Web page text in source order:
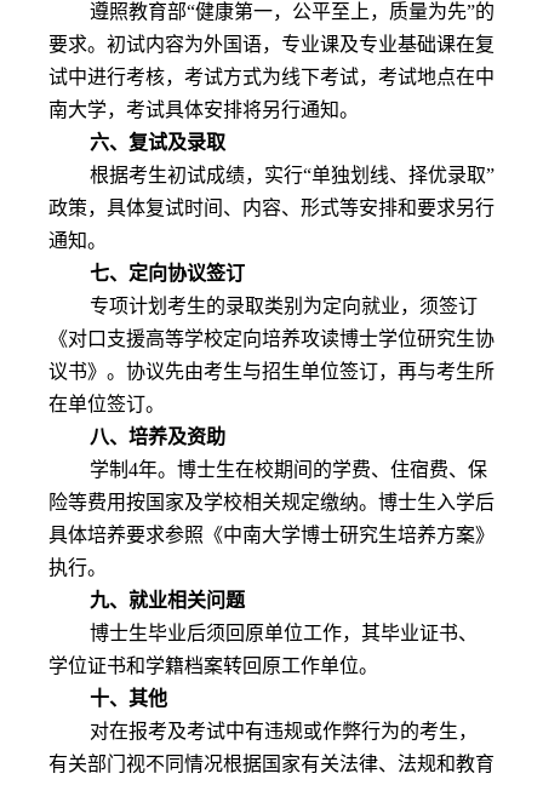
遵照教育部“健康第一，公平至上，质量为先”的
要求。初试内容为外国语，专业课及专业基础课在复
试中进行考核，考试方式为线下考试，考试地点在中
南大学，考试具体安排将另行通知。
六、复试及录取
根据考生初试成绩，实行“单独划线、择优录取”
政策，具体复试时间、内容、形式等安排和要求另行
通知。
七、定向协议签订
专项计划考生的录取类别为定向就业，须签订
《对口支援高等学校定向培养攻读博士学位研究生协
议书》。协议先由考生与招生单位签订，再与考生所
在单位签订。
八、培养及资助
学制 4年。博士生在校期间的学费、住宿费、保
险等费用按国家及学校相关规定缴纳。博士生入学后
具体培养要求参照《中南大学博士研究生培养方案》
执行。
九、就业相关问题
博士生毕业后须回原单位工作，其毕业证书、
学位证书和学籍档案转回原工作单位。
十、其他
对在报考及考试中有违规或作弊行为的考生，
有关部门视不同情况根据国家有关法律、法规和教育